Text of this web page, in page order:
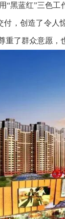
“黑蓝红”三色
，创造了令人
重了群众意愿，